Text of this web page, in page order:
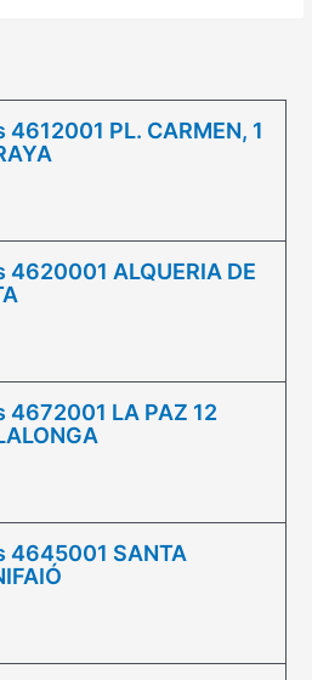
PL. CARMEN, 1
ALQUERIA DE
LA PAZ 12
4645001 SANTA